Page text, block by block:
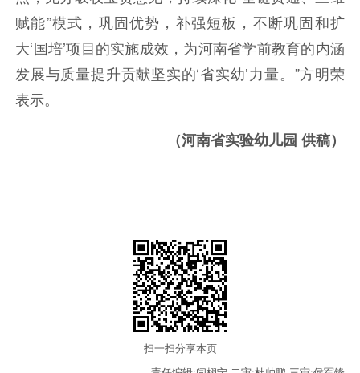
赋能”模式，巩固优势，补强短板，不断巩固和扩
大‘国培’项目的实施成效，为河南省学前教育的内涵
发展与质量提升贡献坚实的‘省实幼’力量。”方明荣
表示。
（河南省实验幼儿园 供稿）
扫一扫分享本页